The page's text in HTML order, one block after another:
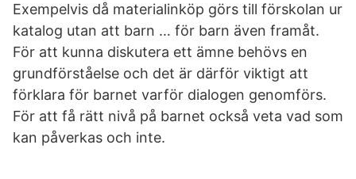
Exempelvis då materialinköp görs till förskolan ur
katalog utan att barn … för barn även framåt.
För att kunna diskutera ett ämne behövs en
grundförståelse och det är därför viktigt att
förklara för barnet varför dialogen genomförs.
För att få rätt nivå på barnet också veta vad som
kan påverkas och inte.